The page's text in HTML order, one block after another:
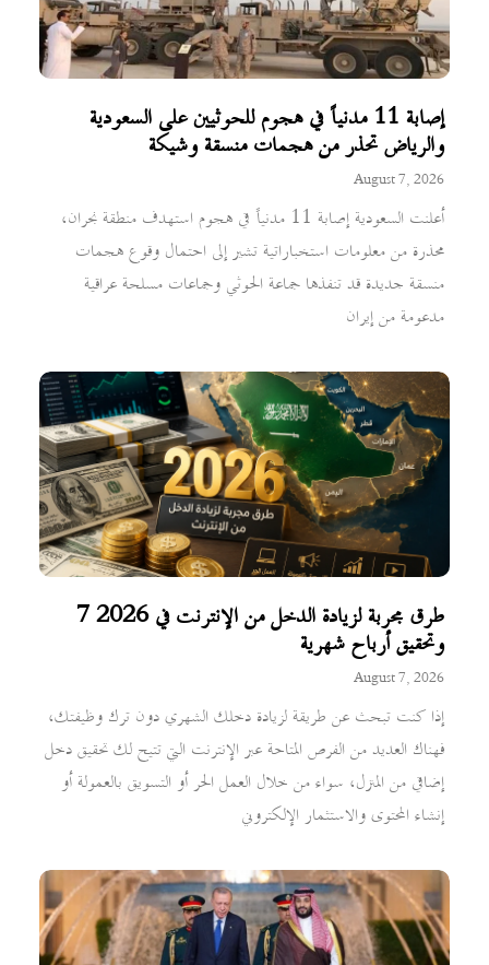
إصابة 11 مدنياً في هجوم للحوثيين على السعودية
والرياض تحذر من هجمات منسقة وشيكة
August 7, 2026
أعلنت السعودية إصابة 11 مدنياً في هجوم استهدف منطقة نجران،
محذرة من معلومات استخباراتية تشير إلى احتمال وقوع هجمات
منسقة جديدة قد تنفذها جماعة الحوثي وجماعات مسلحة عراقية
مدعومة من إيران
7 طرق مجربة لزيادة الدخل من الإنترنت في 2026
وتحقيق أرباح شهرية
August 7, 2026
إذا كنت تبحث عن طريقة لزيادة دخلك الشهري دون ترك وظيفتك،
فهناك العديد من الفرص المتاحة عبر الإنترنت التي تتيح لك تحقيق دخل
إضافي من المنزل، سواء من خلال العمل الحر أو التسويق بالعمولة أو
إنشاء المحتوى والاستثمار الإلكتروني